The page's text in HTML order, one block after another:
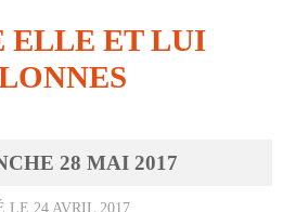
ELLE ET LUI
28 MAI 2017
LE 24 AVRIL 2017